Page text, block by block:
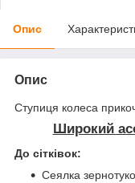
Опис
Опис
Ступиця колеса
Широкий
До сітківок:
Сеялка